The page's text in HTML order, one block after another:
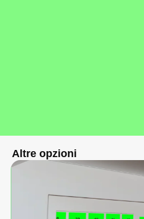
Altre opzioni